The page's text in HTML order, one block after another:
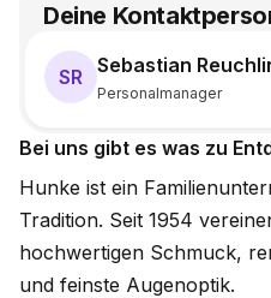
Bei uns gibt es was zu
Hunke ist ein
Tradition. Seit 1954
hochwertigen Schmuck,
und feinste Augenoptik.
Deine
SR Sebastian
Personalmanager